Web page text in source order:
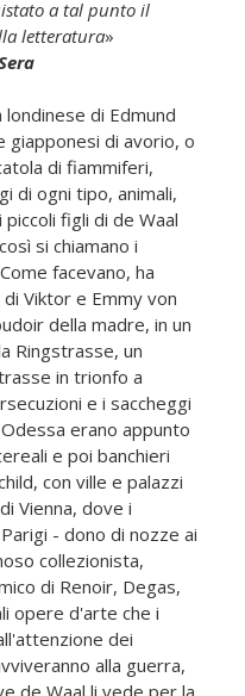
a tal punto il
letteratura»
di Edmund
giapponesi di avorio, o
di fiammiferi,
di ogni tipo, animali,
figli di de Waal
si chiamano i
facevano, ha
Viktor e Emmy von
della madre, in un
Ringstrasse, un
in trionfo a
e i saccheggi
erano appunto
e poi banchieri
con ville e palazzi
Vienna, dove i
- dono di nozze ai
collezionista,
di Renoir, Degas,
opere d'arte che i
dei
alla guerra,
de Waal li vede per la